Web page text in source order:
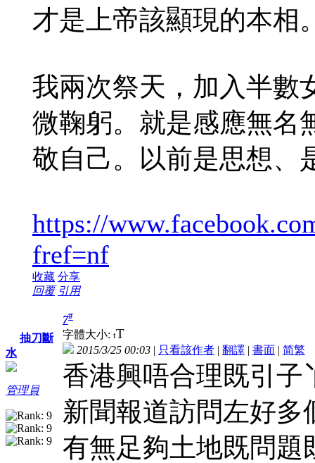
才是上帝該顯現的本相
我兩次祭天，加入半數
微鞠躬。就是感應無名
敬自己。以前是思想、
https://
fref=nf
收藏 分享
回覆 引用
抽刀斷
水
管理員
7#
字體大小: tT
2015/3/25 00:03 | 只看該作者 | 翻譯 | 書面 | 简繁
香港興唔合理既引子
新聞報道訪問左好多
有無足夠土地既問題